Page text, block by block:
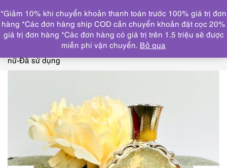
DANH MỤC
Trang chủ NƯỚC HOA CHAI NHỎ/MINI(≤ 15ml)
6210-
CORYSE SALOME Opera 4ml splash perfume-Nước hoa
nữ-Đã sử dụng
*Giảm 10% khi chuyển khoản thanh toán trước 100% giá trị đơn
hàng *Các đơn hàng ship COD cần chuyển khoản đặt cọc 20%
giá trị đơn hàng *Các đơn hàng có giá trị trên 1.5 triệu sẽ được
miễn phí vận chuyển. Bỏ qua